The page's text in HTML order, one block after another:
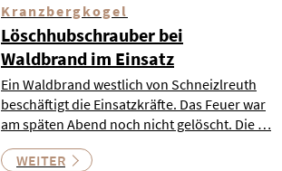
Kranzbergkogel
Löschhubschrauber bei
Waldbrand im Einsatz
Ein Waldbrand westlich von Schneizlreuth
beschäftigt die Einsatzkräfte. Das Feuer war
am späten Abend noch nicht gelöscht. Die …
WEITER